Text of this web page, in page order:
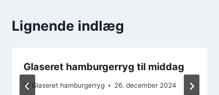
Lignende indlæg
Glaseret hamburgerryg til middag
Af Glaseret hamburgerryg 26. december 2024